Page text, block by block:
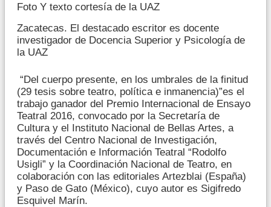
Foto Y texto cortesía de la UAZ
Zacatecas. El destacado escritor es docente
investigador de Docencia Superior y Psicología de
la UAZ
“Del cuerpo presente, en los umbrales de la finitud
(29 tesis sobre teatro, política e inmanencia)”es el
trabajo ganador del Premio Internacional de Ensayo
Teatral 2016, convocado por la Secretaría de
Cultura y el Instituto Nacional de Bellas Artes, a
través del Centro Nacional de Investigación,
Documentación e Información Teatral “Rodolfo
Usigli” y la Coordinación Nacional de Teatro, en
colaboración con las editoriales Artezblai (España)
y Paso de Gato (México), cuyo autor es Sigifredo
Esquivel Marín.